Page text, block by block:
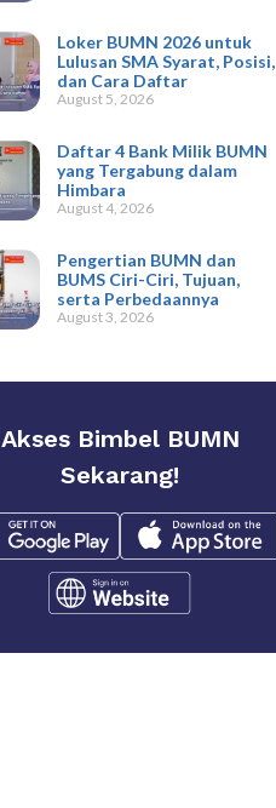
Loker BUMN 2026 untuk
Lulusan SMA Syarat, Posisi,
dan Cara Daftar
August 5, 2026
Daftar 4 Bank Milik BUMN
yang Tergabung dalam
Himbara
August 4, 2026
Pengertian BUMN dan
BUMS Ciri-Ciri, Tujuan,
serta Perbedaannya
August 3, 2026
Akses Bimbel BUMN
Sekarang!